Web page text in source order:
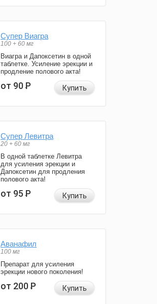
Супер Виагра
100 + 60 мг
Виагра и Дапоксетин в одной
таблетке. Усиление эрекции и
продление полового акта!
от 90Р Купить
Супер Левитра
20 + 60 мг
В одной таблетке Левитра
для усиления эрекции и
Дапоксетин для продления
полового акта!
от 95Р Купить
Аванафил
100 мг
Препарат для усиления
эрекции нового поколения!
от 200Р Купить